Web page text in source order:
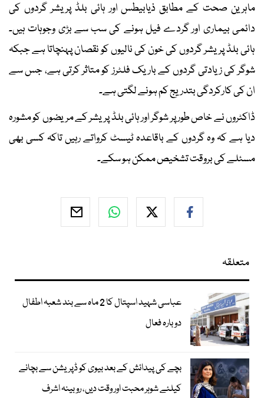
ماہرین صحت کے مطابق ذیابیطس اور ہائی بلڈ پریشر گردوں کی
دائمی بیماری اور گردے فیل ہونے کی سب سے بڑی وجوہات ہیں۔
ہائی بلڈ پریشر گردوں کی خون کی نالیوں کو نقصان پہنچاتا ہے جبکہ
شوگر کی زیادتی گردوں کے باریک فلٹرز کو متاثر کرتی ہے، جس سے
ان کی کارکردگی بتدریج کم ہونے لگتی ہے۔
ڈاکٹروں نے خاص طور پر شوگر اور ہائی بلڈ پریشر کے مریضوں کو مشورہ
دیا ہے کہ وہ گردوں کے باقاعدہ ٹیسٹ کرواتے رہیں تاکہ کسی بھی
مسئلے کی بروقت تشخیص ممکن ہو سکے۔
متعلقہ
عباسی شہید اسپتال کا 2 ماہ سے بند شعبہ اطفال
دوبارہ فعال
بچے کی پیدائش کے بعد بیوی کو ڈپریشن سے بچانے
کیلئے شوہر محبت اور وقت دیں، روبینہ اشرف